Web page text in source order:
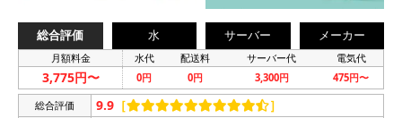
総合評価 水 サーバー メーカー
月額料金 水代 配送料 サーバー代 電気代
3,775円〜 0円 0円 3,300円 475円〜
総合評価 9.9 ［ ］